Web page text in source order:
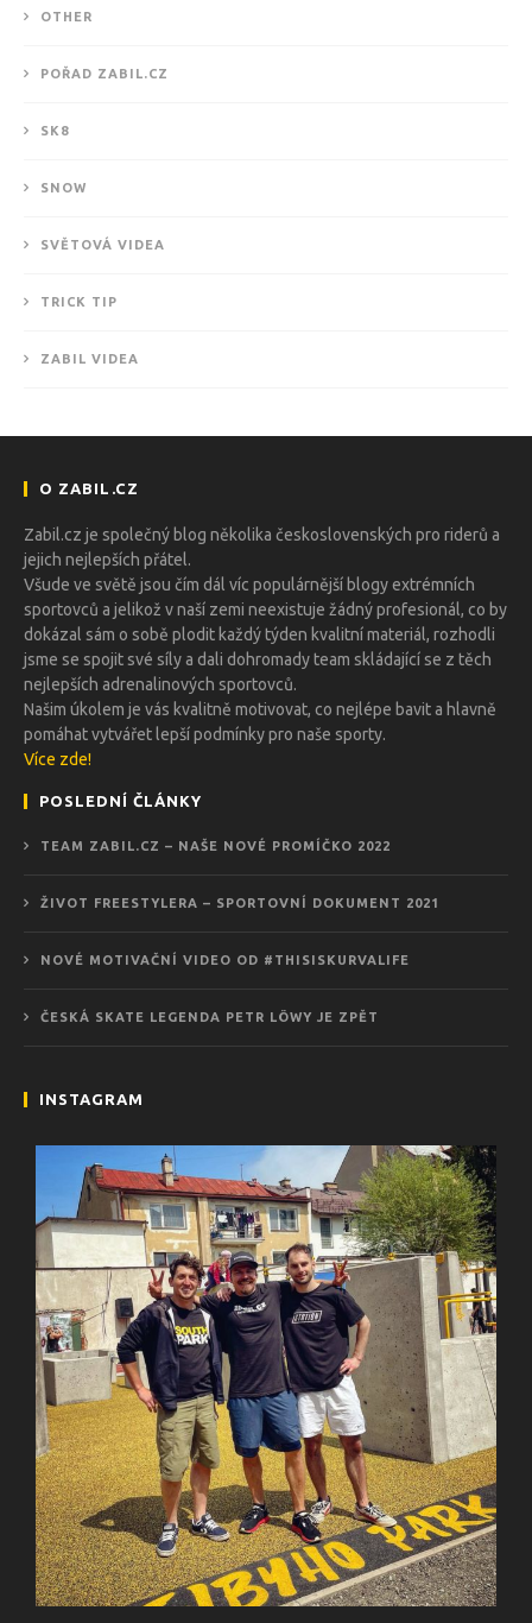
OTHER
POŘAD ZABIL.CZ
SK8
SNOW
SVĚTOVÁ VIDEA
TRICK TIP
ZABIL VIDEA
O ZABIL.CZ
Zabil.cz je společný blog několika československých pro riderů a
jejich nejlepších přátel.
Všude ve světě jsou čím dál víc populárnější blogy extrémních
sportovců a jelikož v naší zemi neexistuje žádný profesionál, co by
dokázal sám o sobě plodit každý týden kvalitní materiál, rozhodli
jsme se spojit své síly a dali dohromady team skládající se z těch
nejlepších adrenalinových sportovců.
Našim úkolem je vás kvalitně motivovat, co nejlépe bavit a hlavně
pomáhat vytvářet lepší podmínky pro naše sporty.
Více zde!
POSLEDNÍ ČLÁNKY
TEAM ZABIL.CZ – NAŠE NOVÉ PROMÍČKO 2022
ŽIVOT FREESTYLERA – SPORTOVNÍ DOKUMENT 2021
NOVÉ MOTIVAČNÍ VIDEO OD #THISISKURVALIFE
ČESKÁ SKATE LEGENDA PETR LÖWY JE ZPĚT
INSTAGRAM